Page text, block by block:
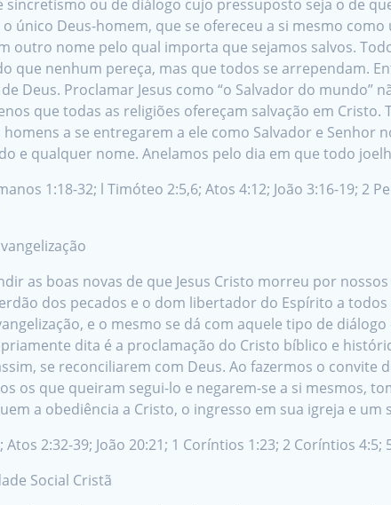
ou de diálogo cujo pressuposto seja o de
único Deus-homem, que se ofereceu a si mesmo
outro nome pelo qual importa que sejamos salvos.
que nenhum pereça, mas que todos se arrependam.
Deus. Proclamar Jesus como “o Salvador do
que todas as religiões ofereçam salvação em
a se entregarem a ele como Salvador e
e qualquer nome. Anelamos pelo dia em que todo
1:18-32; l Timóteo 2:5,6; Atos 4:12; João 3:16-19; 2
as boas novas de que Jesus Cristo morreu por
dos pecados e o dom libertador do Espírito a
e o mesmo se dá com aquele tipo de
dita é a proclamação do Cristo bíblico e
se reconciliarem com Deus. Ao fazermos o
os que queiram segui-lo e negarem-se a si mesmos,
a obediência a Cristo, o ingresso em sua igreja e
2:32-39; João 20:21; 1 Coríntios 1:23; 2 Coríntios
Social Cristã